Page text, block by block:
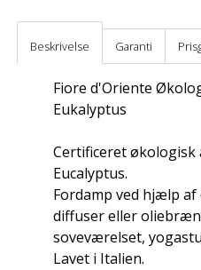
Beskrivelse Garanti
Fiore d'Oriente
Eukalyptus
Certificeret
Eucalyptus.
Fordamp ved hjælp
diffuser eller
soveværelset,
Lavet i Italien.